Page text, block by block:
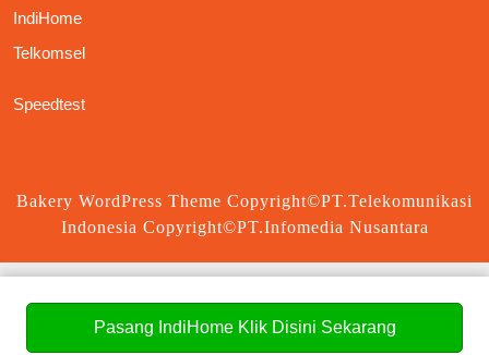
IndiHome
Telkomsel
Speedtest
Bakery WordPress Theme Copyright©PT.Telekomunikasi
Indonesia Copyright©PT.Infomedia Nusantara
Up
Pasang IndiHome Klik Disini Sekarang